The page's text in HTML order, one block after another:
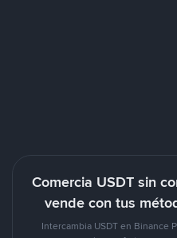
Comercia USDT sin
vende con tus
Intercambia USDT en Binance